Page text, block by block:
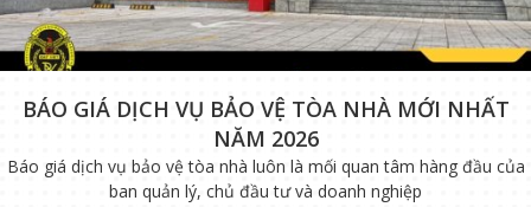
BÁO GIÁ DỊCH VỤ BẢO VỆ TÒA NHÀ MỚI NHẤT
NĂM 2026
Báo giá dịch vụ bảo vệ tòa nhà luôn là mối quan tâm hàng đầu của
ban quản lý, chủ đầu tư và doanh nghiệp